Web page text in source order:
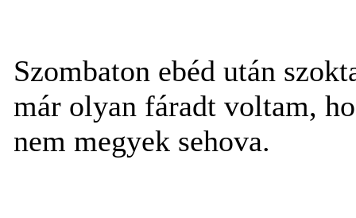
Szombaton ebéd után
már olyan fáradt voltam,
nem megyek sehova.